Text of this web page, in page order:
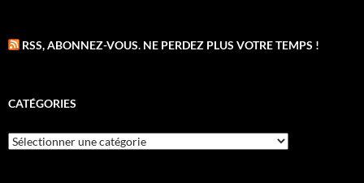
RSS, ABONNEZ-VOUS. NE PERDEZ PLUS VOTRE TEMPS !
CATÉGORIES
Catégories